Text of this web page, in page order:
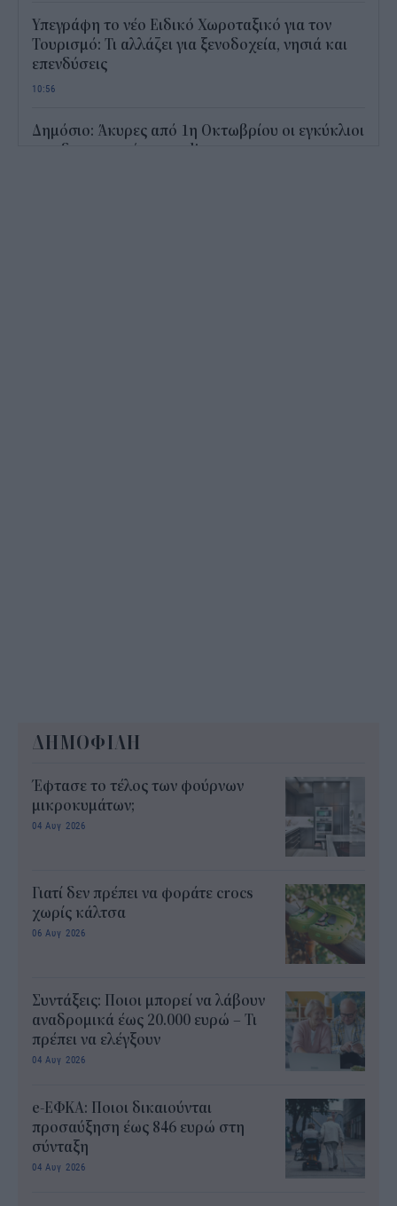
Υπεγράφη το νέο Ειδικό Χωροταξικό για τον
Τουρισμό: Τι αλλάζει για ξενοδοχεία, νησιά και
επενδύσεις
10:56
Δημόσιο: Άκυρες από 1η Οκτωβρίου οι εγκύκλιοι
που δεν αναρτώνται online
ΔΗΜΟΦΙΛΗ
Έφτασε το τέλος των φούρνων
μικροκυμάτων;
04 Αυγ 2026
Γιατί δεν πρέπει να φοράτε crocs
χωρίς κάλτσα
06 Αυγ 2026
Συντάξεις: Ποιοι μπορεί να λάβουν
αναδρομικά έως 20.000 ευρώ – Τι
πρέπει να ελέγξουν
04 Αυγ 2026
e-ΕΦΚΑ: Ποιοι δικαιούνται
προσαύξηση έως 846 ευρώ στη
σύνταξη
04 Αυγ 2026